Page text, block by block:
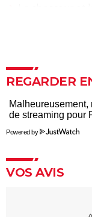
Le chasseur et
partie 2 au
Asteroid City :
annonce,
REGARDER
Powered by
VOS AVIS